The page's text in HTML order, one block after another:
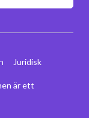
är ett
Juridisk